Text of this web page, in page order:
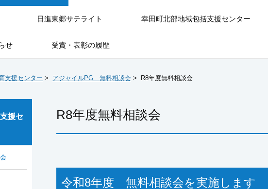
日進東郷サテライト 幸田町北部地域包括支援センター
せ 受賞・表彰の履歴
支援センター > アジャイルPG 無料相談会 > R8年度無料相談会
R8年度無料相談会
令和8年度 無料相談会を実施します
援セ